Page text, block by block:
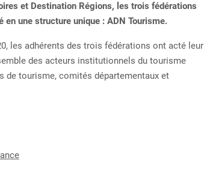
et Destination Régions, les trois fédérations
une structure unique : ADN Tourisme.
les adhérents des trois fédérations ont acté leur
des acteurs institutionnels du tourisme
tourisme, comités départementaux et